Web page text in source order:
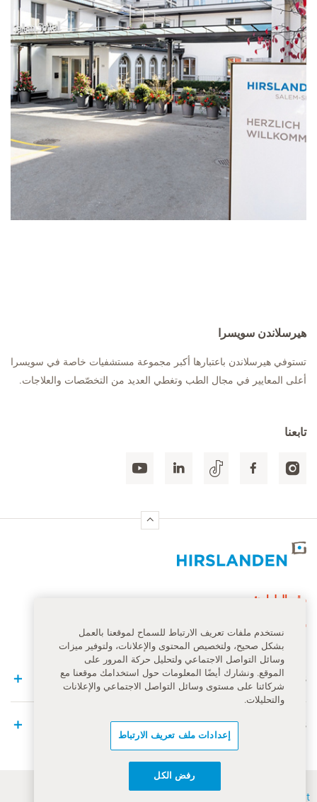
هيرسلاندن سويسرا
تستوفي هيرسلاندن باعتبارها أكبر مجموعة مستشفيات خاصة في سويسرا
أعلى المعايير في مجال الطب وتغطي العديد من التخصّصات والعلاجات.
تابعنا
رقم الطوارئ
144
Quick Links
Medical Services
Contact
نستخدم ملفات تعريف الارتباط للسماح لموقعنا بالعمل
بشكل صحيح، ولتخصيص المحتوى والإعلانات، ولتوفير ميزات
وسائل التواصل الاجتماعي ولتحليل حركة المرور على
الموقع. ونشارك أيضًا المعلومات حول استخدامك موقعنا مع
شركائنا على مستوى وسائل التواصل الاجتماعي والإعلانات
والتحليلات.
إعدادات ملف تعريف الارتباط
رفض الكل